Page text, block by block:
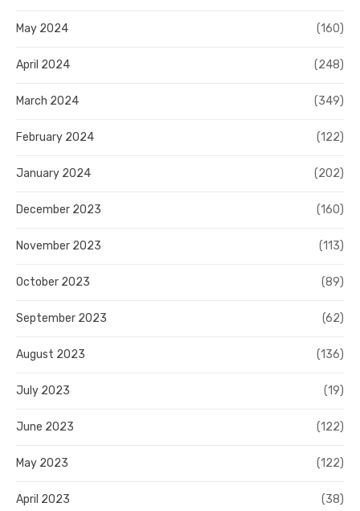
May 2024 (160)
April 2024 (248)
March 2024 (349)
February 2024 (122)
January 2024 (202)
December 2023 (160)
November 2023 (113)
October 2023 (89)
September 2023 (62)
August 2023 (136)
July 2023 (19)
June 2023 (122)
May 2023 (122)
April 2023 (38)